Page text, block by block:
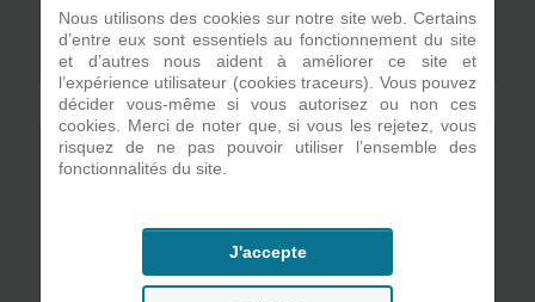
Maturité, dynamisme et créativité.
Nous utilisons des cookies sur notre site web. Certains
d’entre eux sont essentiels au fonctionnement du site
et d’autres nous aident à améliorer ce site et
l’expérience utilisateur (cookies traceurs). Vous pouvez
décider vous-même si vous autorisez ou non ces
cookies. Merci de noter que, si vous les rejetez, vous
risquez de ne pas pouvoir utiliser l’ensemble des
fonctionnalités du site.
J'accepte